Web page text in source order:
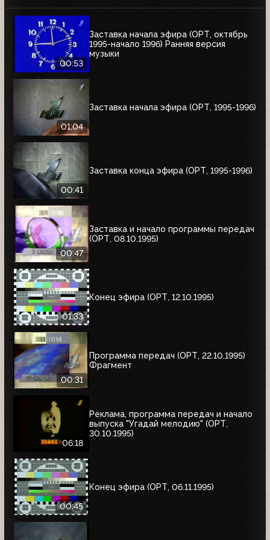
00:53
Заставка начала эфира (ОРТ, октябрь
1995-начало 1996) Ранняя версия
музыки
01:04
Заставка начала эфира (ОРТ, 1995-1996)
00:41
Заставка конца эфира (ОРТ, 1995-1996)
00:47
Заставка и начало программы передач
(ОРТ, 08.10.1995)
01:33
Конец эфира (ОРТ, 12.10.1995)
00:31
Программа передач (ОРТ, 22.10.1995)
Фрагмент
06:18
Реклама, программа передач и начало
выпуска "Угадай мелодию" (ОРТ,
30.10.1995)
00:45
Конец эфира (ОРТ, 06.11.1995)